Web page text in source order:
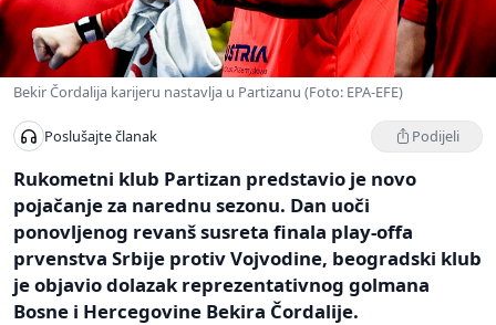
Bekir Čordalija karijeru nastavlja u Partizanu (Foto: EPA-EFE)
Poslušajte članak Podijeli
Rukometni klub Partizan predstavio je novo
pojačanje za narednu sezonu. Dan uoči
ponovljenog revanš susreta finala play-offa
prvenstva Srbije protiv Vojvodine, beogradski klub
je objavio dolazak reprezentativnog golmana
Bosne i Hercegovine Bekira Čordalije.